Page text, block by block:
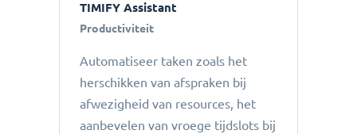
TIMIFY Assistant
Productiviteit
Automatiseer taken zoals het
herschikken van afspraken bij
afwezigheid van resources, het
aanbevelen van vroege tijdslots bij